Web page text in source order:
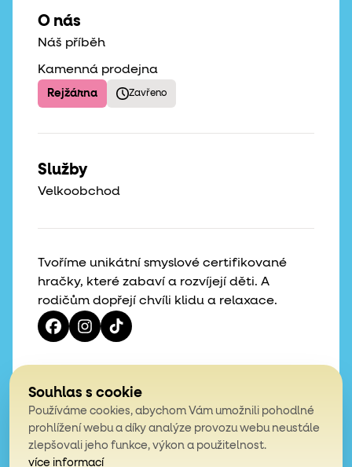
Tvoříme unikátní smyslové certifikované
hračky, které zabaví a rozvíjejí děti. A
rodičům dopřejí chvíli klidu a relaxace.
O nás
Náš příběh
Kamenná prodejna
Rejžárna Zavřeno
Služby
Velkoobchod
4,9
z celkem 200 hodnocení
Souhlas s cookie
Používáme cookies, abychom Vám umožnili pohodlné
prohlížení webu a díky analýze provozu webu neustále
zlepšovali jeho funkce, výkon a použitelnost.
více informací